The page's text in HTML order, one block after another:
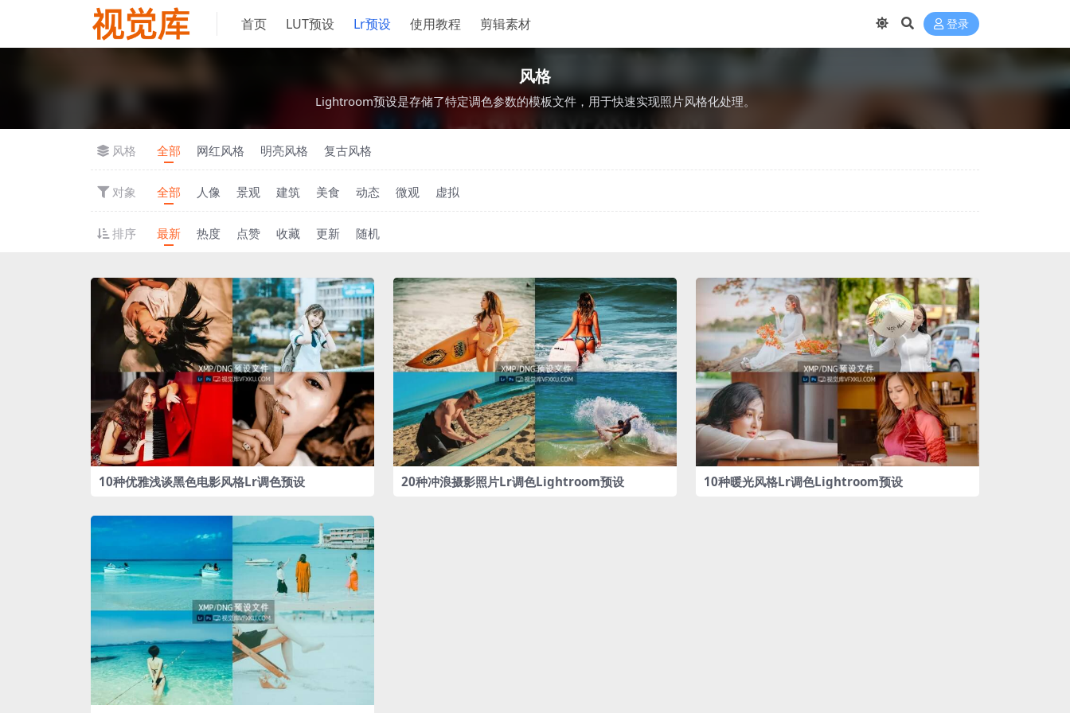
首页 LUT预设 Lr预设 使用教程 剪辑素材 登录
风格
‌Lightroom预设是存储了特定调色参数的模板文件，用于快速实现照片风格化处理‌。
风格 全部 网红风格 明亮风格 复古风格
对象 全部 人像 景观 建筑 美食 动态 微观 虚拟
排序 最新 热度 点赞 收藏 更新 随机
10种优雅浅谈黑色电影风格Lr调色预设 20种冲浪摄影照片Lr调色Lightroom预设 10种暖光风格Lr调色Lightroom预设